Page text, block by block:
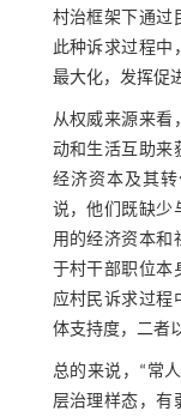
村治框架下通过
此种诉求过程中
最大化，发挥促
从权威来源来看
动和生活互助来
经济资本及其
说，他们既缺少
用的经济资本和
于村干部职位本
应村民诉求过程
体支持度，二者
总的来说，“常
层治理样态，有